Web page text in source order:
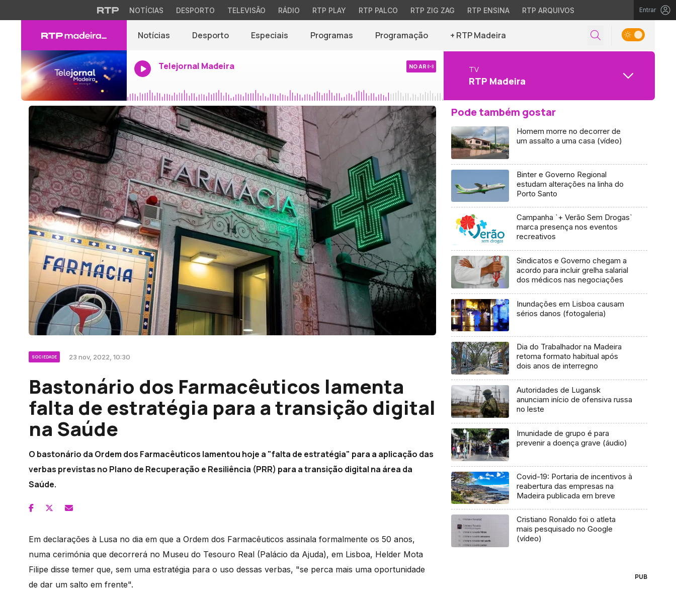
NOTÍCIAS DESPORTO TELEVISÃO RÁDIO RTP PLAY RTP PALCO RTP ZIG ZAG RTP ENSINA RTP ARQUIVOS Entrar
Notícias Desporto Especiais Programas Programação + RTP Madeira
Telejornal Madeira NO AR TV
RTP Madeira
SOCIEDADE 23 nov, 2022, 10:30
Bastonário dos Farmacêuticos lamenta
falta de estratégia para a transição digital
na Saúde
O bastonário da Ordem dos Farmacêuticos lamentou hoje a "falta de estratégia" para a aplicação das
verbas previstas no Plano de Recuperação e Resiliência (PRR) para a transição digital na área da
Saúde.
Em declarações à Lusa no dia em que a Ordem dos Farmacêuticos assinala formalmente os 50 anos,
numa cerimónia que decorrerá no Museu do Tesouro Real (Palácio da Ajuda), em Lisboa, Helder Mota
Filipe disse temer que, sem uma estratégia para o uso dessas verbas, "se perca mais uma oportunidade
de dar um salto em frente".
Pode também gostar
Homem morre no decorrer de
um assalto a uma casa (vídeo)
Binter e Governo Regional
estudam alterações na linha do
Porto Santo
Campanha `+ Verão Sem Drogas`
marca presença nos eventos
recreativos
Sindicatos e Governo chegam a
acordo para incluir grelha salarial
dos médicos nas negociações
Inundações em Lisboa causam
sérios danos (fotogaleria)
Dia do Trabalhador na Madeira
retoma formato habitual após
dois anos de interregno
Autoridades de Lugansk
anunciam início de ofensiva russa
no leste
Imunidade de grupo é para
prevenir a doença grave (áudio)
Covid-19: Portaria de incentivos à
reabertura das empresas na
Madeira publicada em breve
Cristiano Ronaldo foi o atleta
mais pesquisado no Google
(vídeo)
PUB